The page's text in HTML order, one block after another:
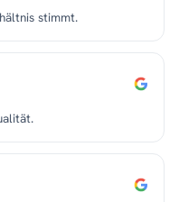
stimmt.